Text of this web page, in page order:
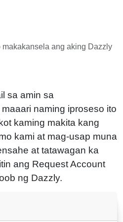
makakansela ang aking Dazzly
sa amin sa
maaari naming iproseso ito
kaming makita kang
kami at mag-usap muna
at tatawagan ka
ang Request Account
ng Dazzly.